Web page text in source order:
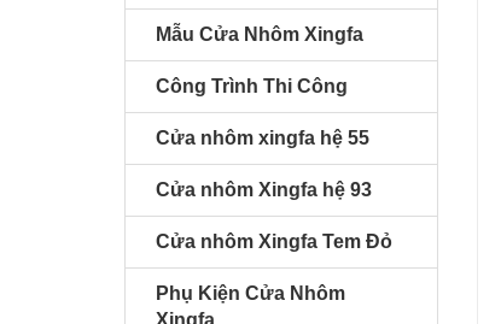
Mẫu Cửa Nhôm Xingfa
Công Trình Thi Công
Cửa nhôm xingfa hệ 55
Cửa nhôm Xingfa hệ 93
Cửa nhôm Xingfa Tem Đỏ
Phụ Kiện Cửa Nhôm
Xingfa